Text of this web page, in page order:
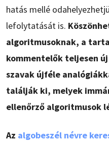
hatás mellé
lefolytatását is.
algoritmusoknak, a
kommentelők teljesen
szavak újféle
találják ki, melyek
ellenőrző algoritmusok
Az algobeszél névre